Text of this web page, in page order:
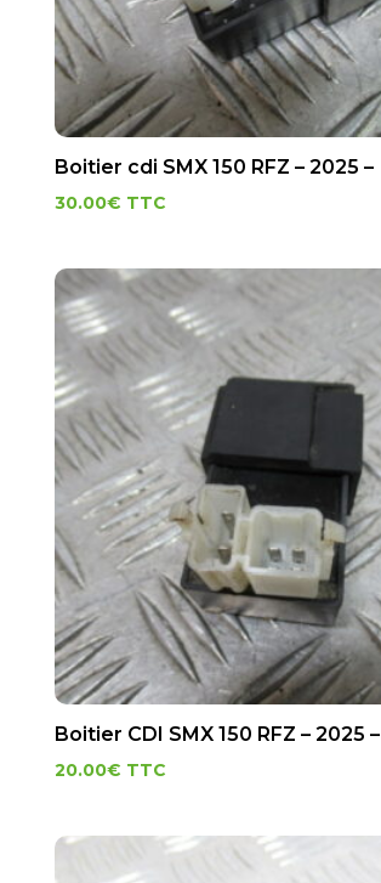
Boitier cdi SMX 150 RFZ – 2025 –
30.00€ TTC
Boitier CDI SMX 150 RFZ – 2025 –
20.00€ TTC